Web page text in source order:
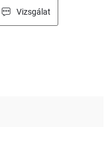
Vizsgálat